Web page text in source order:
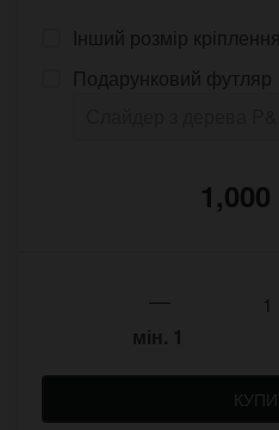
Інший розмір
Подарунковий футляр
мін. 1